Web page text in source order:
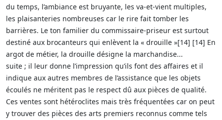
du temps, l’ambiance est bruyante, les va-et-vient multiples,
les plaisanteries nombreuses car le rire fait tomber les
barrières. Le ton familier du commissaire-priseur est surtout
destiné aux brocanteurs qui enlèvent la « drouille »[14] [14] En
argot de métier, la drouille désigne la marchandise...
suite ; il leur donne l’impression qu’ils font des affaires et il
indique aux autres membres de l’assistance que les objets
écoulés ne méritent pas le respect dû aux pièces de qualité.
Ces ventes sont hétéroclites mais très fréquentées car on peut
y trouver des pièces des arts premiers reconnus comme tels